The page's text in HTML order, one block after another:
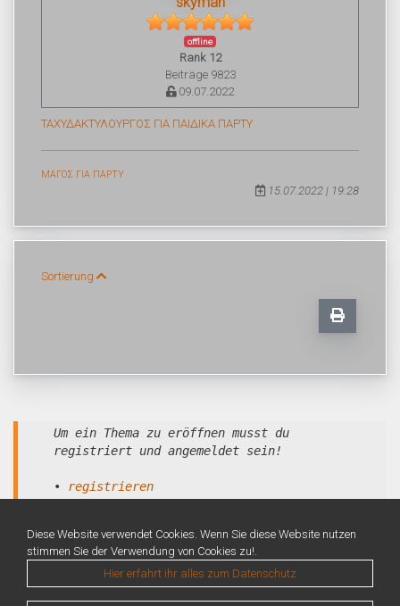
offline
Rank 12
Beiträge 9823
09.07.2022
ΤΑΧΥΔΑΚΤΥΛΟΥΡΓΟΣ ΓΙΑ ΠΑΙΔΙΚΑ ΠΑΡΤΥ
ΜΑΓΟΣ ΓΙΑ ΠΑΡΤΥ
15.07.2022 | 19:28
Sortierung
Um ein Thema zu eröffnen musst du
registriert und angemeldet sein!
• registrieren
Diese Website verwendet Cookies. Wenn Sie diese Website nutzen
stimmen Sie der Verwendung von Cookies zu!.
Hier erfahrt ihr alles zum Datenschutz